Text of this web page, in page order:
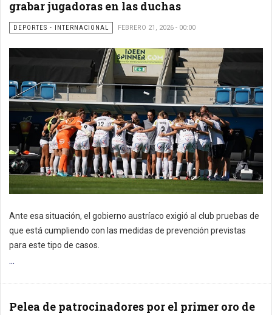
grabar jugadoras en las duchas
DEPORTES - INTERNACIONAL FEBRERO 21, 2026 - 00:00
Ante esa situación, el gobierno austríaco exigió al club pruebas de
que está cumpliendo con las medidas de prevención previstas
para este tipo de casos.
...
Pelea de patrocinadores por el primer oro de